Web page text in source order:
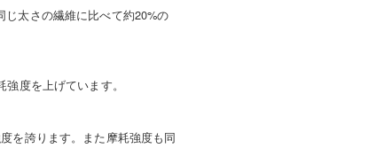
太さの繊維に比べて約20%の
度を上げています。
を誇ります。また摩耗強度も同